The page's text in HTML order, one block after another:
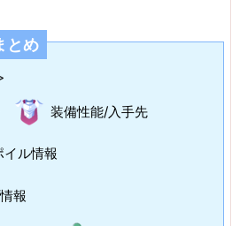
とめ
装備性能/入手先
ル情報
報